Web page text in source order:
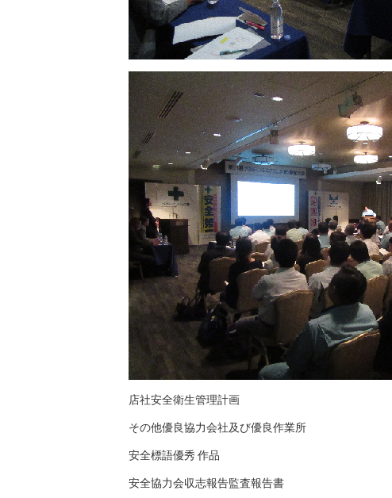
店社安全衛生管理計画
その他優良協力会社及び優良作業所
安全標語優秀 作品
安全協力会収志報告監査報告書